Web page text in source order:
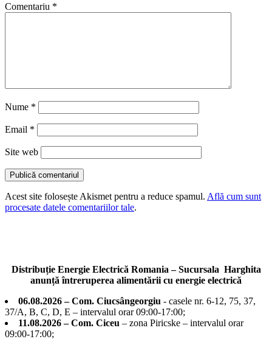
Comentariu *
Nume *
Email *
Site web
Acest site folosește Akismet pentru a reduce spamul. Află cum sunt
procesate datele comentariilor tale.
Distribuție Energie Electrică Romania – Sucursala Harghita
anunță întreruperea alimentării cu energie electrică
06.08.2026 – Com. Ciucsângeorgiu - casele nr. 6-12, 75, 37,
37/A, B, C, D, E – intervalul orar 09:00-17:00;
11.08.2026 – Com. Ciceu – zona Piricske – intervalul orar
09:00-17:00;